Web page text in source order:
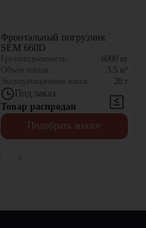
Фронтальный погрузчик
SEM 660D
Грузоподъемность: 6000 кг
Объем ковша:
3.5 м³
Эксплуатационная масса:
20 т
Под заказ
Товар распродан
Подобрать аналог